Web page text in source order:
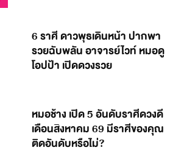
6 ราศี ดาวพุธเดินหน้า ปากพา
รวยฉับพลัน อาจารย์ไวท์ หมอดู
โอปป้า เปิดดวงรวย
หมอช้าง เปิด 5 อันดับราศีดวงดี
เดือนสิงหาคม 69 มีราศีของคุณ
ติดอันดับหรือไม่?